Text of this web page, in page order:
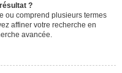
?
ou comprend plusieurs termes
affiner votre recherche en
avancée.